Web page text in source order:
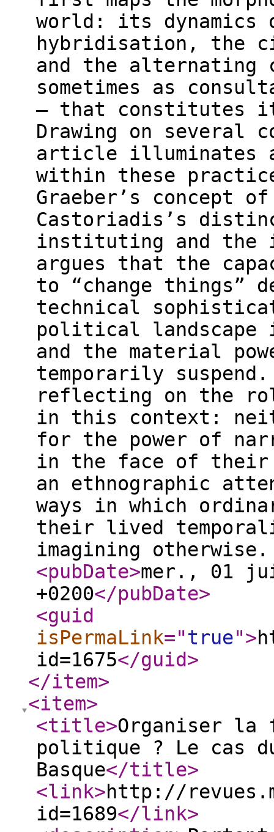
world: its dynamics
hybridisation, the
and the alternating
sometimes as
– that constitutes
Drawing on several
article illuminates
within these
Graeber’s concept
Castoriadis’s
instituting and the
argues that the
to “change things”
technical
political landscape
and the material
temporarily
reflecting on the
in this context:
for the power of
in the face of their
an ethnographic
ways in which
their lived
imagining
<pubDate>mer., 01
+0200</pubDate>
<guid
isPermaLink="true">
id=1675</guid>
</item>
<item>
<title>Organiser la
politique ? Le cas
Basque</title>
<link>http://
id=1689</link>